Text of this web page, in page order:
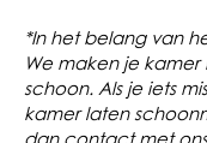
*In het belang van
We maken je kamer
schoon. Als je iets
kamer laten
dan contact met